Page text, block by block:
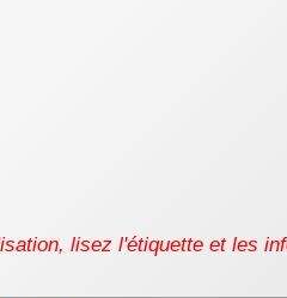
lisez l'étiquette et les